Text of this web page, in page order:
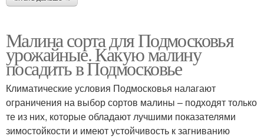
Малина сорта для Подмосковья
урожайные. Какую малину
посадить в Подмосковье
Климатические условия Подмосковья налагают
ограничения на выбор сортов малины – подходят только
те из них, которые обладают лучшими показателями
зимостойкости и имеют устойчивость к загниванию